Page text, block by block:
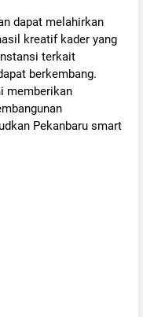
dapat melahirkan
kreatif kader yang
terkait
berkembang.
memberikan
Pekanbaru smart